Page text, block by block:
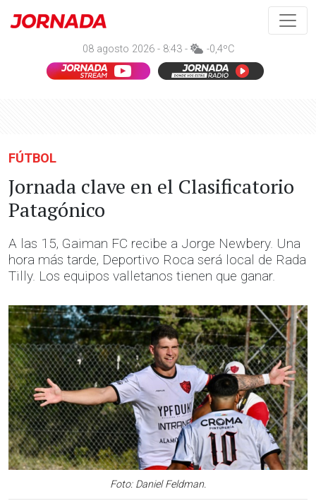
08 agosto 2026 - 8:43 - -0,4ºC
FÚTBOL
Jornada clave en el Clasificatorio
Patagónico
A las 15, Gaiman FC recibe a Jorge Newbery. Una
hora más tarde, Deportivo Roca será local de Rada
Tilly. Los equipos valletanos tienen que ganar.
Foto: Daniel Feldman.